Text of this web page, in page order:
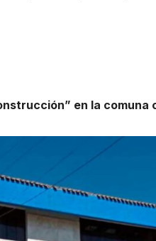
en la comuna